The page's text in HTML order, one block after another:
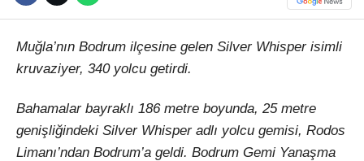
Muğla’nın Bodrum ilçesine gelen Silver Whisper isimli
kruvaziyer, 340 yolcu getirdi.
Bahamalar bayraklı 186 metre boyunda, 25 metre
genişliğindeki Silver Whisper adlı yolcu gemisi, Rodos
Limanı’ndan Bodrum’a geldi. Bodrum Gemi Yanaşma